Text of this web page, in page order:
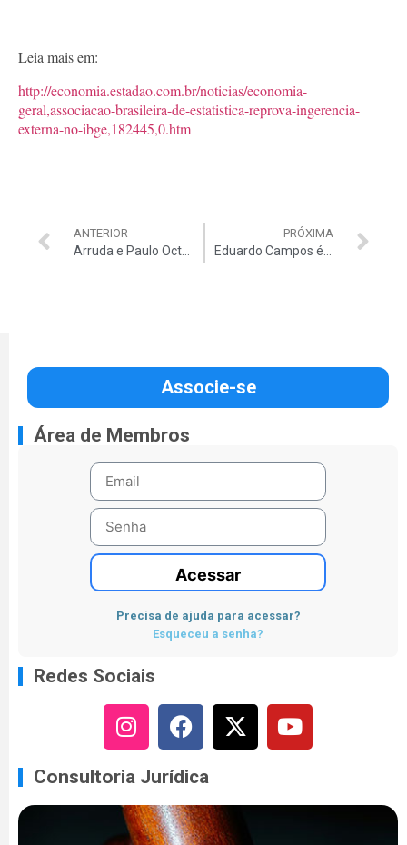
Leia mais em:
http://economia.estadao.com.br/noticias/economia-
geral,associacao-brasileira-de-estatistica-reprova-ingerencia-
externa-no-ibge,182445,0.htm
ANTERIOR PRÓXIMA
Associe-se
Área de Membros
Acessar
Precisa de ajuda para acessar?
Esqueceu a senha?
Redes Sociais
Consultoria Jurídica